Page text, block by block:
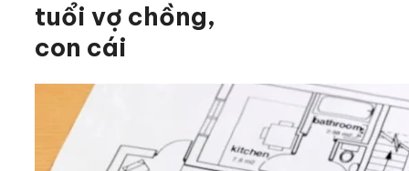
tuổi vợ chồng,
con cái